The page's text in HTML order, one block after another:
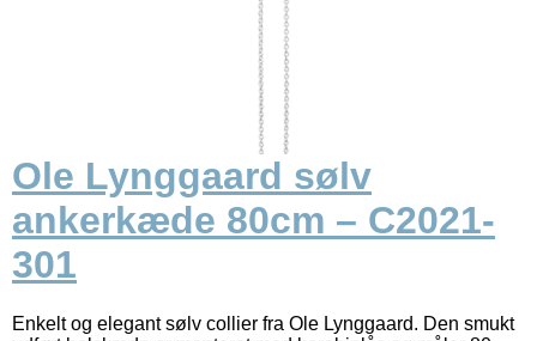
Ole Lynggaard sølv
ankerkæde 80cm – C2021-
301
Enkelt og elegant sølv collier fra Ole Lynggaard. Den smukt